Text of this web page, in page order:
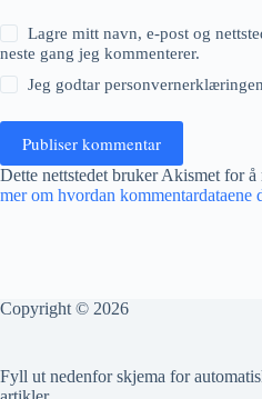
Lagre mitt navn, e-post og
neste gang jeg kommenterer.
Jeg godtarpersonvernerklæringen
Publiser kommentar
Dette nettstedet bruker Akismet for å
mer om hvordan kommentardataene
Copyright © 2026
Fyll ut nedenfor skjema for